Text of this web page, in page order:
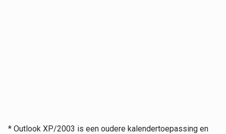
* Outlook XP/2003 is een oudere kalendertoepassing en